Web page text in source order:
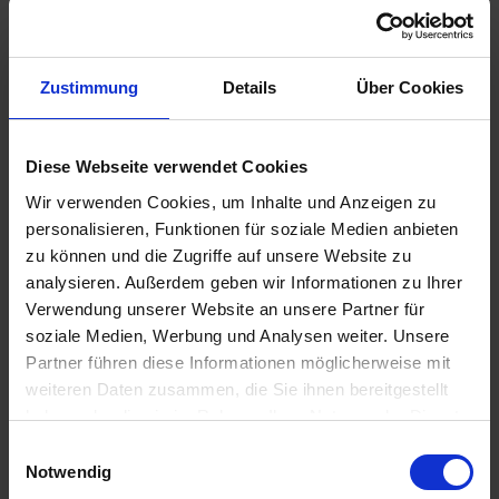
Zustimmung Details Über Cookies
Diese Webseite verwendet Cookies
Wir verwenden Cookies, um Inhalte und Anzeigen zu
personalisieren, Funktionen für soziale Medien anbieten
zu können und die Zugriffe auf unsere Website zu
analysieren. Außerdem geben wir Informationen zu Ihrer
Verwendung unserer Website an unsere Partner für
soziale Medien, Werbung und Analysen weiter. Unsere
Partner führen diese Informationen möglicherweise mit
weiteren Daten zusammen, die Sie ihnen bereitgestellt
haben oder die sie im Rahmen Ihrer Nutzung der Dienste
Notwendig
6.369,-
BALKONKABINE ab €7.599,-
9.609,-
MS Oosterdam » 22 Tage Traumhafte
Kreuzfahrt durch Südamerika und
Antarktis.
10. JAN 2027 BIS 01. FEB 2027 VON SAN ANTONIO